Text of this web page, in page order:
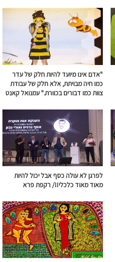
"אדם אינו מיועד להיות חלק של עדר
כמו חיה מבויתת, אלא חלק של עבודת
צוות כמו דבורים בכוורת." עמנואל קאנט
לפרגן לא עולה כסף אבל יכול להיות
מאוד מאוד כלכלי!!/ רקפת פרא